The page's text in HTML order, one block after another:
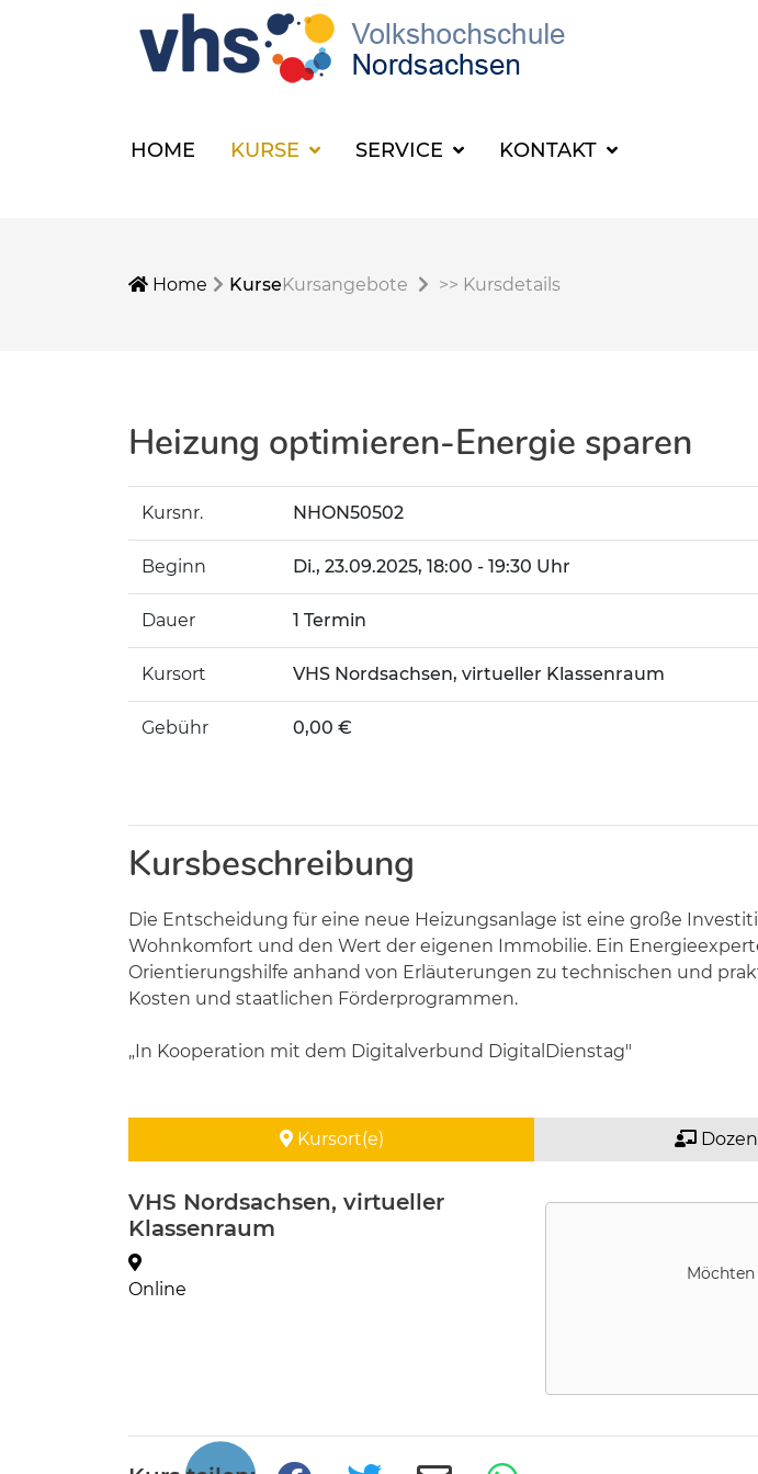
HOME KURSE SERVICE KONTAKT
Home KurseKursangebote >> Kursdetails
Heizung optimieren-Energie sparen
Kursnr. NHON50502
Beginn Di., 23.09.2025, 18:00 - 19:30 Uhr
Dauer 1 Termin
Kursort VHS Nordsachsen, virtueller Klassenraum
Gebühr 0,00 €
Kursbeschreibung
Die Entscheidung für eine neue Heizungsanlage ist eine große
Wohnkomfort und den Wert der eigenen Immobilie. Ein
Orientierungshilfe anhand von Erläuterungen zu technischen und
Kosten und staatlichen Förderprogrammen.
„In Kooperation mit dem Digitalverbund DigitalDienstag"
Kursort(e)
VHS Nordsachsen, virtueller
Klassenraum
Online
Möchten